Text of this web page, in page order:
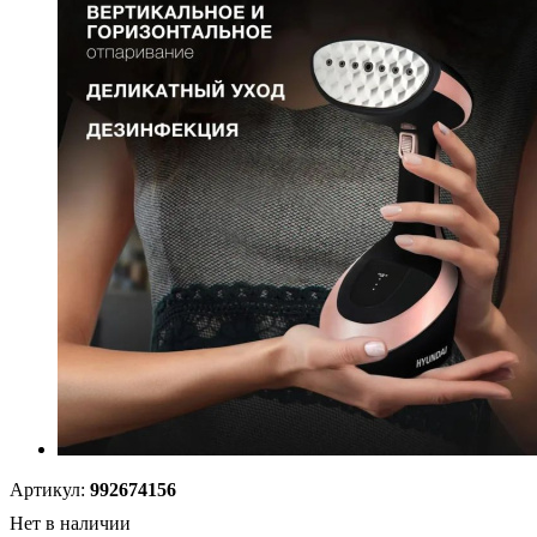
Артикул: 992674156
Нет в наличии